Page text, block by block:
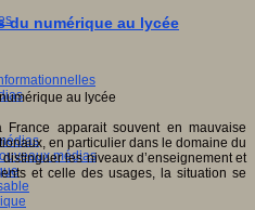
médias
du numérique au lycée
apparait souvent en mauvaise
en particulier dans le domaine du
les niveaux d’enseignement et
et celle des usages, la situation se